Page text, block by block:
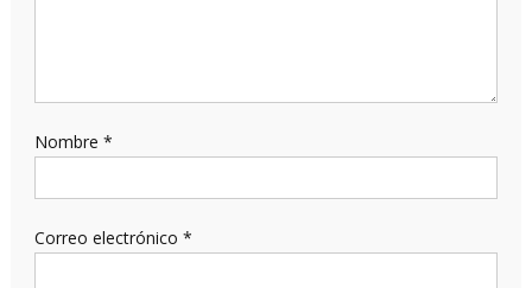
Nombre *
Correo electrónico *